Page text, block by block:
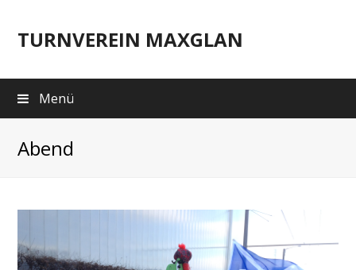
TURNVEREIN MAXGLAN
Menü
Abend